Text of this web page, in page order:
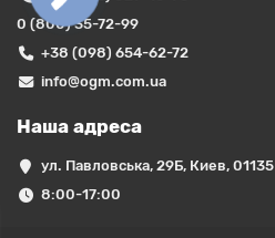
0 (800) 35-72-99
+38 (098) 654-62-72
info@ogm.com.ua
Наша адреса
ул. Павловська, 29Б, Киев, 01135
8:00-17:00